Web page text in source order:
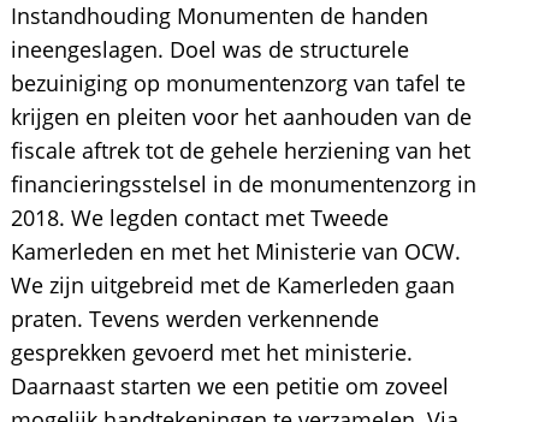
Instandhouding Monumenten de handen
ineengeslagen. Doel was de structurele
bezuiniging op monumentenzorg van tafel te
krijgen en pleiten voor het aanhouden van de
fiscale aftrek tot de gehele herziening van het
financieringsstelsel in de monumentenzorg in
2018. We legden contact met Tweede
Kamerleden en met het Ministerie van OCW.
We zijn uitgebreid met de Kamerleden gaan
praten. Tevens werden verkennende
gesprekken gevoerd met het ministerie.
Daarnaast starten we een petitie om zoveel